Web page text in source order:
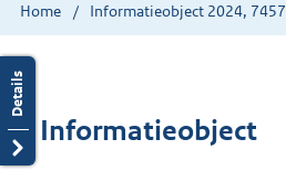
Home Informatieobject 2024, 7457
Informatieobject